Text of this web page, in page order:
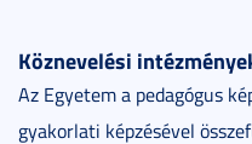
Köznevelési
Az Egyetem a pedagógus
gyakorlati képzésével